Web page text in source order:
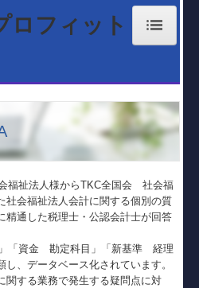
福祉法人様からTKC全国会 社会福
社会福祉法人会計に関する個別の質
精通した税理士・公認会計士が回答
「資金 勘定科目」「新基準 経理
、データベース化されています。
関する業務で発生する疑問点に対